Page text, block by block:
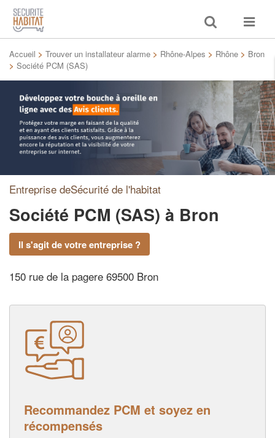
Toggle
search
Toggle
Accueil > Trouver un installateur alarme > Rhône-Alpes > Rhône > Bron
> Société PCM (SAS)
Entreprise deSécurité de l'habitat
Société PCM (SAS) à Bron
Il s'agit de votre entreprise ?
150 rue de la pagere 69500 Bron
Recommandez PCM et soyez en
récompensés